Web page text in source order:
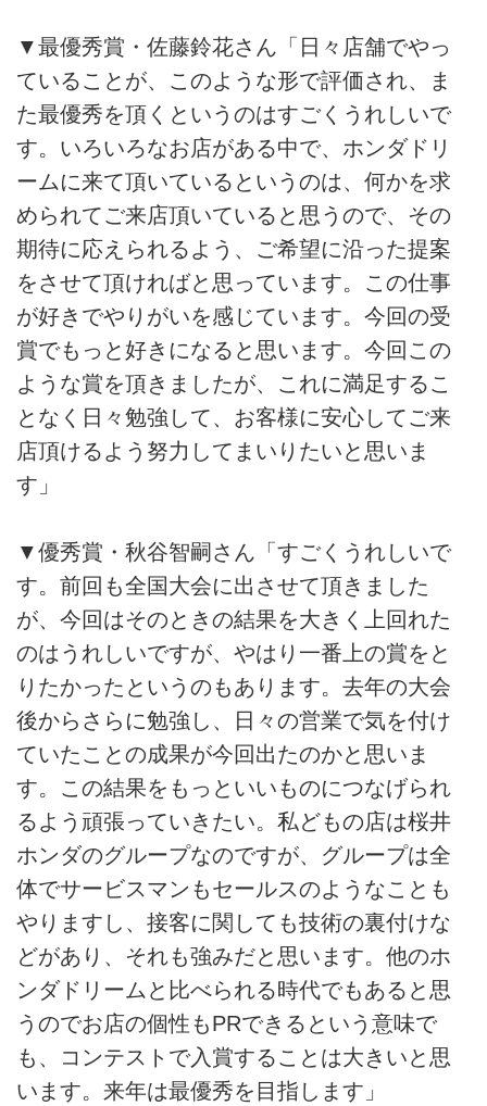
▼最優秀賞・佐藤鈴花さん「日々店舗でやっ
ていることが、このような形で評価され、ま
た最優秀を頂くというのはすごくうれしいで
す。いろいろなお店がある中で、ホンダドリ
ームに来て頂いているというのは、何かを求
められてご来店頂いていると思うので、その
期待に応えられるよう、ご希望に沿った提案
をさせて頂ければと思っています。この仕事
が好きでやりがいを感じています。今回の受
賞でもっと好きになると思います。今回この
ような賞を頂きましたが、これに満足するこ
となく日々勉強して、お客様に安心してご来
店頂けるよう努力してまいりたいと思いま
す」
▼優秀賞・秋谷智嗣さん「すごくうれしいで
す。前回も全国大会に出させて頂きました
が、今回はそのときの結果を大きく上回れた
のはうれしいですが、やはり一番上の賞をと
りたかったというのもあります。去年の大会
後からさらに勉強し、日々の営業で気を付け
ていたことの成果が今回出たのかと思いま
す。この結果をもっといいものにつなげられ
るよう頑張っていきたい。私どもの店は桜井
ホンダのグループなのですが、グループは全
体でサービスマンもセールスのようなことも
やりますし、接客に関しても技術の裏付けな
どがあり、それも強みだと思います。他のホ
ンダドリームと比べられる時代でもあると思
うのでお店の個性もPRできるという意味で
も、コンテストで入賞することは大きいと思
います。来年は最優秀を目指します」